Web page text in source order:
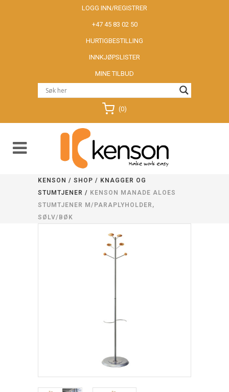
LOGG INN/REGISTRER
+47 45 83 02 50
HURTIGBESTILLING
INNKJØPSLISTER
MINE TILBUD
(0)
KENSON / SHOP / KNAGGER OG
STUMTJENER / KENSON MANADE ALOES
STUMTJENER M/PARAPLYHOLDER,
SØLV/BØK